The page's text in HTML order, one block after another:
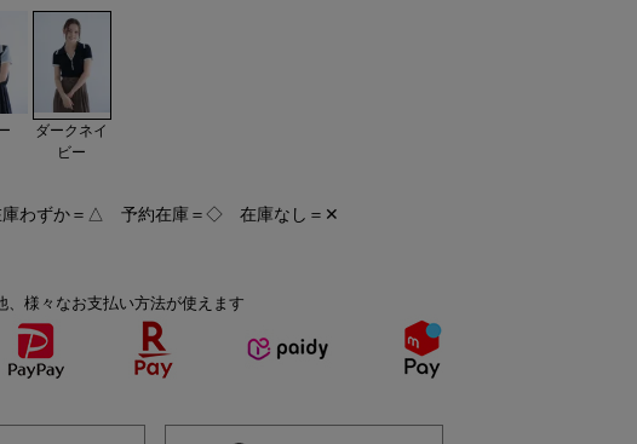
ダークネイ
ビー
わずか＝△ 予約在庫＝◇ 在庫なし＝✕
、様々なお支払い方法が使えます